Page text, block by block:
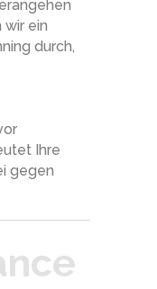
ein
durch,
Ihre
gegen